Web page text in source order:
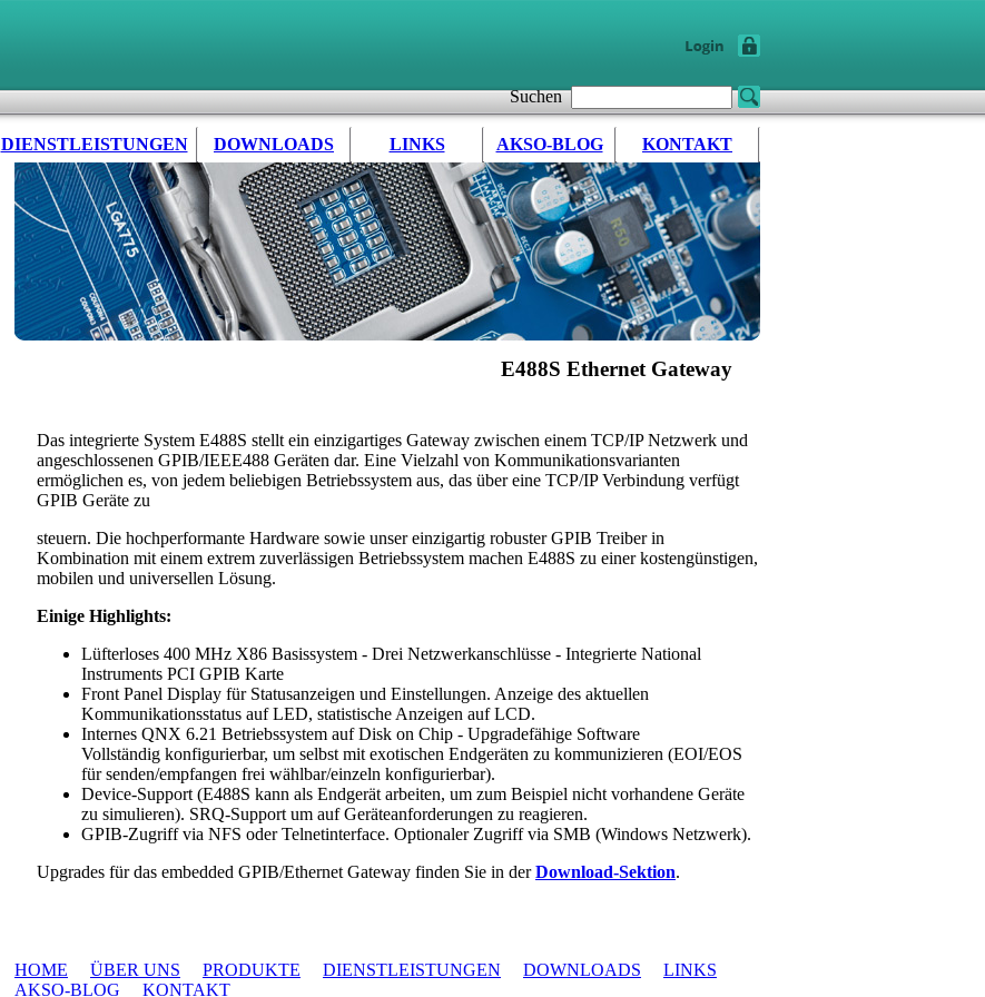
Suchen
DIENSTLEISTUNGEN DOWNLOADS LINKS AKSO-BLOG KONTAKT
E488S Ethernet Gateway
Das integrierte System E488S stellt ein einzigartiges Gateway zwischen einem TCP/IP Netzwerk und
angeschlossenen GPIB/IEEE488 Geräten dar. Eine Vielzahl von Kommunikationsvarianten
ermöglichen es, von jedem beliebigen Betriebssystem aus, das über eine TCP/IP Verbindung verfügt
GPIB Geräte zu
steuern. Die hochperformante Hardware sowie unser einzigartig robuster GPIB Treiber in
Kombination mit einem extrem zuverlässigen Betriebssystem machen E488S zu einer kostengünstigen,
mobilen und universellen Lösung.
Einige Highlights:
Lüfterloses 400 MHz X86 Basissystem - Drei Netzwerkanschlüsse - Integrierte National
Instruments PCI GPIB Karte
Front Panel Display für Statusanzeigen und Einstellungen. Anzeige des aktuellen
Kommunikationsstatus auf LED, statistische Anzeigen auf LCD.
Internes QNX 6.21 Betriebssystem auf Disk on Chip - Upgradefähige Software
Vollständig konfigurierbar, um selbst mit exotischen Endgeräten zu kommunizieren (EOI/EOS
für senden/empfangen frei wählbar/einzeln konfigurierbar).
Device-Support (E488S kann als Endgerät arbeiten, um zum Beispiel nicht vorhandene Geräte
zu simulieren). SRQ-Support um auf Geräteanforderungen zu reagieren.
GPIB-Zugriff via NFS oder Telnetinterface. Optionaler Zugriff via SMB (Windows Netzwerk).
Upgrades für das embedded GPIB/Ethernet Gateway finden Sie in derDownload-Sektion.
HOME ÜBER UNS PRODUKTE DIENSTLEISTUNGEN DOWNLOADS
LINKS
AKSO-BLOG
KONTAKT